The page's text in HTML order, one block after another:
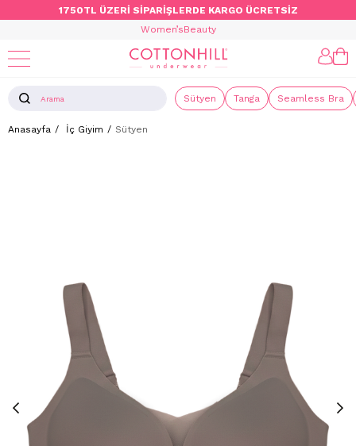
1750TL ÜZERİ SİPARİŞLERDE KARGO ÜCRETSİZ
Women’sBeauty
Sütyen Tanga Seamless Bra
Anasayfa İç Giyim Sütyen